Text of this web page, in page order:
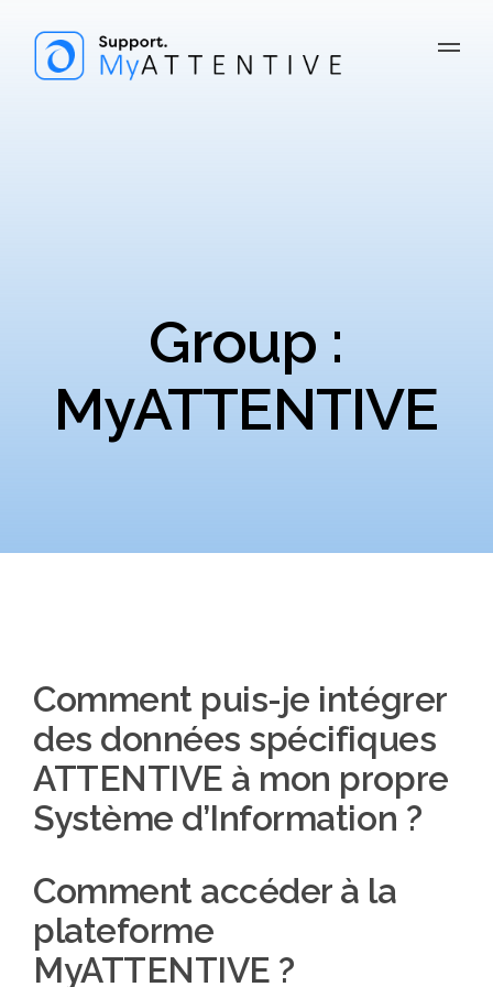
Group :
MyATTENTIVE
Comment puis-je intégrer
des données spécifiques
ATTENTIVE à mon propre
Système d’Information ?
Comment accéder à la
plateforme
MyATTENTIVE ?